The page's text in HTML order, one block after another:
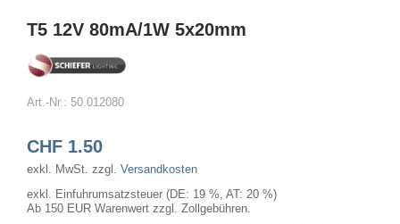
T5 12V 80mA/1W 5x20mm
Art.-Nr.: 50.012080
CHF1.50
exkl. MwSt. zzgl. Versandkosten
exkl. Einfuhrumsatzsteuer (DE: 19 %, AT: 20 %)
Ab 150 EUR Warenwert zzgl. Zollgebühren.